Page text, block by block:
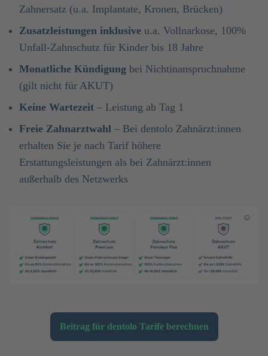
Zahnersatz (u.a. Implantate, Kronen, Brücken)
Zusatzleistungen inklusive u.a. Vollnarkose, 100%
Unfall-Zahnschutz für Kinder bis 18 Jahre
Monatliche Kündigung bei Nichtinanspruchnahme
(gilt nicht für AKUT)
Keine Wartezeit – Leistung ab Tag 1
Freie Zahnarztwahl – Bei dentolo Zahnärzt:innen
erhalten Sie je nach Tarif höhere
Erstattungsleistungen als bei Zahnärzt:innen
außerhalb des Netzwerks
Beitrag für dentolo Tarife berechnen